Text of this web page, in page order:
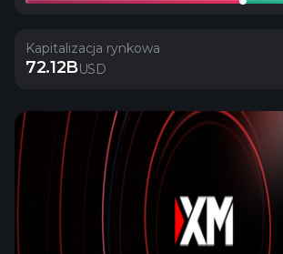
Kapitalizacja rynkowa
72.12BUSD